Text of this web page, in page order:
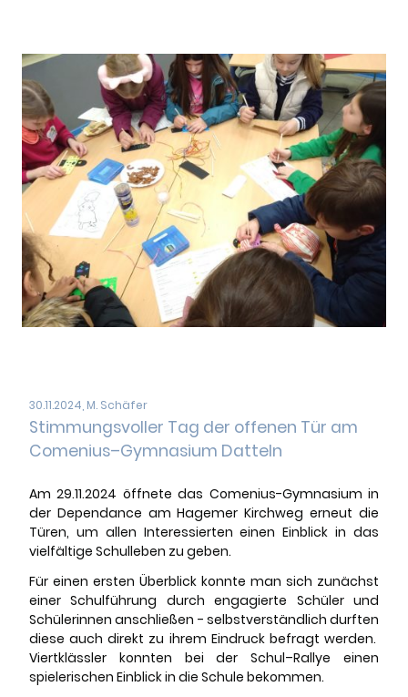
30.11.2024, M. Schäfer
Stimmungsvoller Tag der offenen Tür am
Comenius–Gymnasium Datteln
Am 29.11.2024 öffnete das Comenius-Gymnasium in
der Dependance am Hagemer Kirchweg erneut die
Türen, um allen Interessierten einen Einblick in das
vielfältige Schulleben zu geben.
Für einen ersten Überblick konnte man sich zunächst
einer Schulführung durch engagierte Schüler und
Schülerinnen anschließen - selbstverständlich durften
diese auch direkt zu ihrem Eindruck befragt werden.
Viertklässler konnten bei der Schul–Rallye einen
spielerischen Einblick in die Schule bekommen.